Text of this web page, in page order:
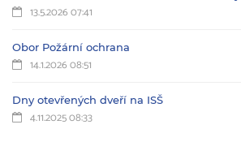
13.5.2026 07:41
Obor Požární ochrana
14.1.2026 08:51
Dny otevřených dveří na ISŠ
4.11.2025 08:33